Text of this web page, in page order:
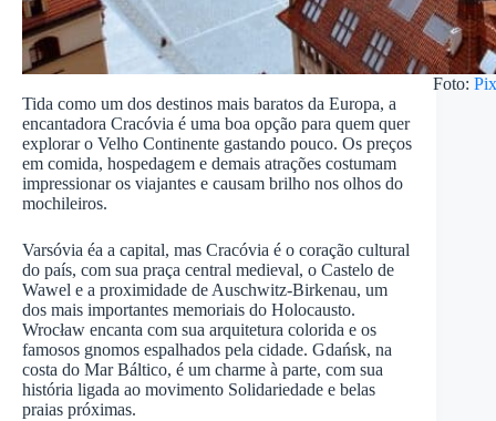
Foto:
Tida como um dos destinos mais baratos da Europa, a
encantadora Cracóvia é uma boa opção para quem quer
explorar o Velho Continente gastando pouco. Os preços
em comida, hospedagem e demais atrações costumam
impressionar os viajantes e causam brilho nos olhos do
mochileiros.
Varsóvia éa a capital, mas Cracóvia é o coração cultural
do país, com sua praça central medieval, o Castelo de
Wawel e a proximidade de Auschwitz-Birkenau, um
dos mais importantes memoriais do Holocausto.
Wrocław encanta com sua arquitetura colorida e os
famosos gnomos espalhados pela cidade. Gdańsk, na
costa do Mar Báltico, é um charme à parte, com sua
história ligada ao movimento Solidariedade e belas
praias próximas.